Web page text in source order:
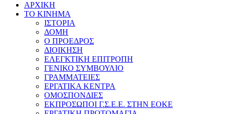
ΑΡΧΙΚΗ
ΤΟ ΚΙΝΗΜΑ
ΙΣΤΟΡΙΑ
ΔΟΜΗ
Ο ΠΡΟΕΔΡΟΣ
ΔΙΟΙΚΗΣΗ
ΕΛΕΓΚΤΙΚΗ ΕΠΙΤΡΟΠΗ
ΓΕΝΙΚΟ ΣΥΜΒΟΥΛΙΟ
ΓΡΑΜΜΑΤΕΙΕΣ
ΕΡΓΑΤΙΚΑ ΚΕΝΤΡΑ
ΟΜΟΣΠΟΝΔΙΕΣ
ΕΚΠΡΟΣΩΠΟΙ Γ.Σ.Ε.Ε. ΣΤΗΝ ΕΟΚΕ